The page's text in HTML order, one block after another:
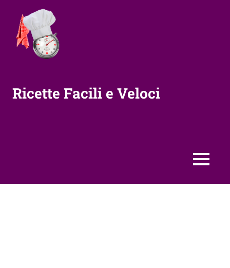
contenuto
Ricette Facili e Veloci
MENU